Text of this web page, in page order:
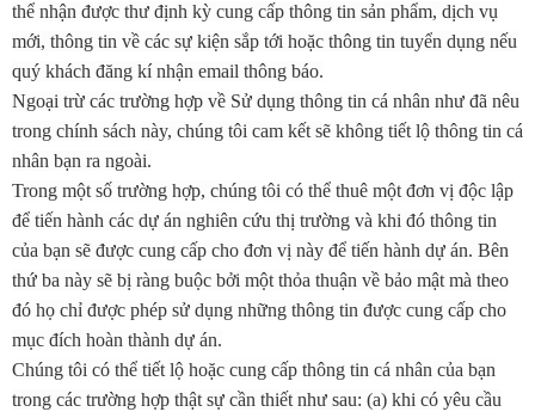
thể nhận được thư định kỳ cung cấp thông tin sản phẩm, dịch vụ
mới, thông tin về các sự kiện sắp tới hoặc thông tin tuyển dụng nếu
quý khách đăng kí nhận email thông báo.
Ngoại trừ các trường hợp về Sử dụng thông tin cá nhân như đã nêu
trong chính sách này, chúng tôi cam kết sẽ không tiết lộ thông tin cá
nhân bạn ra ngoài.
Trong một số trường hợp, chúng tôi có thể thuê một đơn vị độc lập
để tiến hành các dự án nghiên cứu thị trường và khi đó thông tin
của bạn sẽ được cung cấp cho đơn vị này để tiến hành dự án. Bên
thứ ba này sẽ bị ràng buộc bởi một thỏa thuận về bảo mật mà theo
đó họ chỉ được phép sử dụng những thông tin được cung cấp cho
mục đích hoàn thành dự án.
Chúng tôi có thể tiết lộ hoặc cung cấp thông tin cá nhân của bạn
trong các trường hợp thật sự cần thiết như sau: (a) khi có yêu cầu